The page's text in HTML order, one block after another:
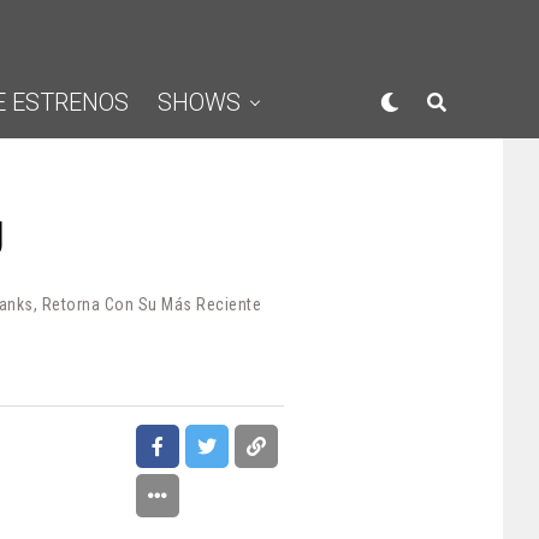
ESTRENOS SHOWS
Retorna Con Su Más Reciente